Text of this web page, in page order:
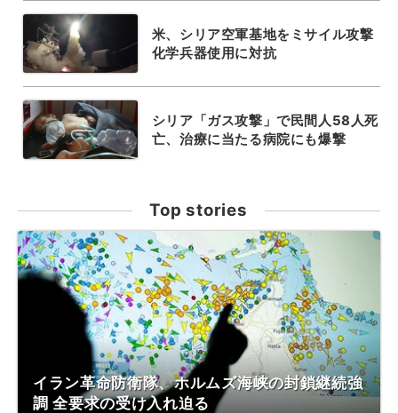
米、シリア空軍基地をミサイル攻撃
化学兵器使用に対抗
シリア「ガス攻撃」で民間人58人死
亡、治療に当たる病院にも爆撃
Top stories
イラン革命防衛隊、ホルムズ海峡の封鎖継続強
調 全要求の受け入れ迫る